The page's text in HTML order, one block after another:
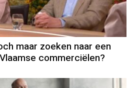
maar zoeken naar een
commerciëlen?